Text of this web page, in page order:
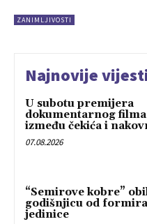
ZANIMLJIVOSTI
Najnovije
U subotu premijera
dokumentarnog filma
između čekića i
07.08.2026
“Semirove kobre”
godišnjicu od
jedinice